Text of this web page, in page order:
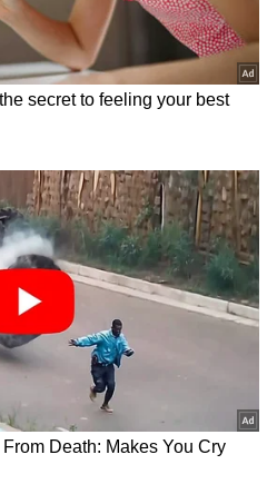
ಅದ್ಭುತ ಅನುಭವಕ್ಕೆ
ನ್ಯೂ ಗ್ಲಾಂಜಾ ಕಾರು ಮತ್ತು
ವೈಶಿಷ್ಟ್ಯಗಳ
ವೈಶಿಷ್ಟ್ಯಗಳನ್ನು
ಅನುಕೂಲತೆಯನ್ನು